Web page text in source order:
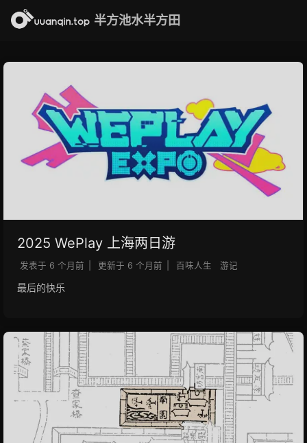
半方池水半方田
2025 WePlay 上海两日游
发表于 6 个月前 更新于 6 个月前 百味人生 游记
最后的快乐